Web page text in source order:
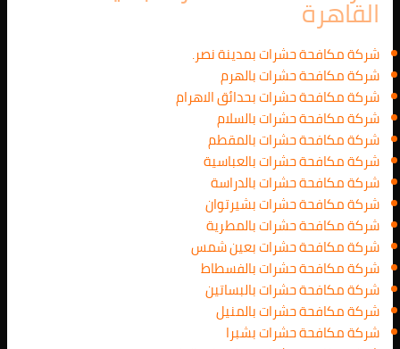
القاهرة
شركة مكافحة حشرات بمدينة نصر.
شركة مكافحة حشرات بالهرم
شركة مكافحة حشرات بحدائق الاهرام
شركة مكافحة حشرات بالسلام
شركة مكافحة حشرات بالمقطم
شركة مكافحة حشرات بالعباسية
شركة مكافحة حشرات بالدراسة
شركة مكافحة حشرات بشيرتوان
شركة مكافحة حشرات بالمطرية
شركة مكافحة حشرات بعين شمس
شركة مكافحة حشرات بالفسطاط
شركة مكافحة حشرات بالبساتين
شركة مكافحة حشرات بالمنيل
شركة مكافحة حشرات بشبرا